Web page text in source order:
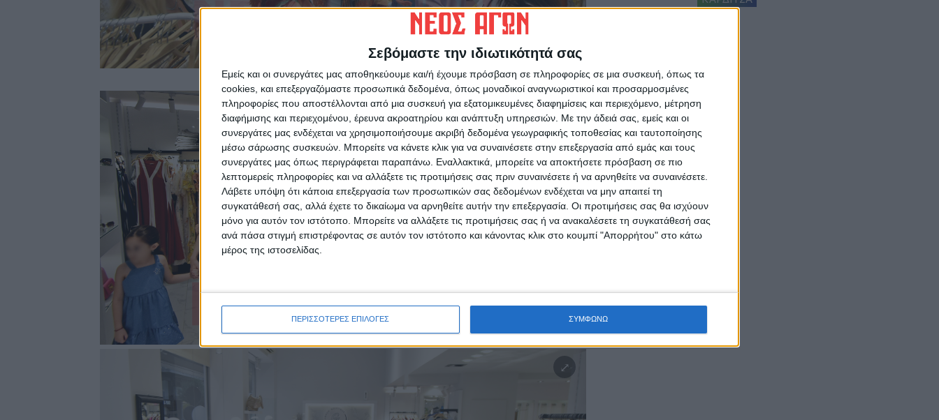
Σεβόμαστε την ιδιωτικότητά σας
Εμείς και οι συνεργάτες μας αποθηκεύουμε και/ή έχουμε πρόσβαση σε πληροφορίες σε μια συσκευή, όπως τα
cookies, και επεξεργαζόμαστε προσωπικά δεδομένα, όπως μοναδικοί αναγνωριστικοί και προσαρμοσμένες
πληροφορίες που αποστέλλονται από μια συσκευή για εξατομικευμένες διαφημίσεις και περιεχόμενο, μέτρηση
διαφήμισης και περιεχομένου, έρευνα ακροατηρίου και ανάπτυξη υπηρεσιών. Με την άδειά σας, εμείς και οι
συνεργάτες μας ενδέχεται να χρησιμοποιήσουμε ακριβή δεδομένα γεωγραφικής τοποθεσίας και ταυτοποίησης
μέσω σάρωσης συσκευών. Μπορείτε να κάνετε κλικ για να συναινέσετε στην επεξεργασία από εμάς και τους
συνεργάτες μας όπως περιγράφεται παραπάνω. Εναλλακτικά, μπορείτε να αποκτήσετε πρόσβαση σε πιο
λεπτομερείς πληροφορίες και να αλλάξετε τις προτιμήσεις σας πριν συναινέσετε ή να αρνηθείτε να συναινέσετε.
Λάβετε υπόψη ότι κάποια επεξεργασία των προσωπικών σας δεδομένων ενδέχεται να μην απαιτεί τη
συγκατάθεσή σας, αλλά έχετε το δικαίωμα να αρνηθείτε αυτήν την επεξεργασία. Οι προτιμήσεις σας θα ισχύουν
μόνο για αυτόν τον ιστότοπο. Μπορείτε να αλλάξετε τις προτιμήσεις σας ή να ανακαλέσετε τη συγκατάθεσή σας
ανά πάσα στιγμή επιστρέφοντας σε αυτόν τον ιστότοπο και κάνοντας κλικ στο κουμπί "Απορρήτου" στο κάτω
μέρος της ιστοσελίδας.
ΠΕΡΙΣΣΟΤΕΡΕΣ ΕΠΙΛΟΓΕΣ ΣΥΜΦΩΝΩ